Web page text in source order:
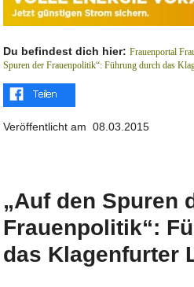
Du befindest dich hier: Frauenportal
Spuren der Frauenpolitik“: Führung durch das
Veröffentlicht am 08.03.2015
„Auf den Spuren
Frauenpolitik“:
das Klagenfurter